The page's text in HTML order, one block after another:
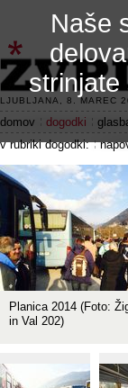
LJUBLJANA, 8.
domov dogodki
v rubriki dogodki:
Planica 2014 (Foto:
in Val 202)
Naše